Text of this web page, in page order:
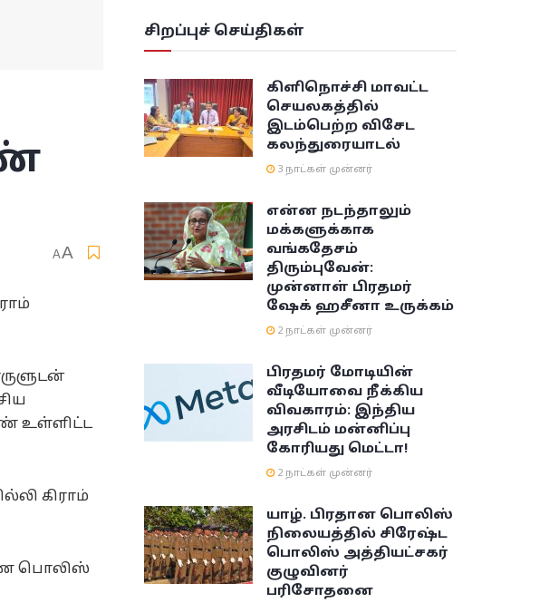
AA
உள்ளிட்ட
கிராம்
பொலிஸ்
சிறப்புச் செய்திகள்
கிளிநொச்சி மாவட்ட
செயலகத்தில்
இடம்பெற்ற விசேட
கலந்துரையாடல்
3 நாட்கள் முன்னர்
என்ன நடந்தாலும்
மக்களுக்காக
வங்கதேசம்
திரும்புவேன்:
முன்னாள் பிரதமர்
ஷேக் ஹசீனா உருக்கம்
2 நாட்கள் முன்னர்
பிரதமர் மோடியின்
வீடியோவை நீக்கிய
விவகாரம்: இந்திய
அரசிடம் மன்னிப்பு
கோரியது மெட்டா!
2 நாட்கள் முன்னர்
யாழ். பிரதான பொலிஸ்
நிலையத்தில் சிரேஷ்ட
பொலிஸ் அத்தியட்சகர்
குழுவினர்
பரிசோதனை